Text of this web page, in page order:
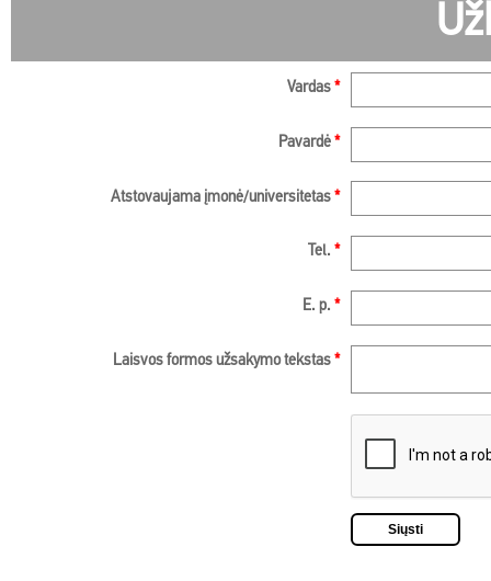
Vardas *
Pavardė *
Atstovaujama įmonė/universitetas *
Tel. *
E. p. *
Laisvos formos užsakymo tekstas *